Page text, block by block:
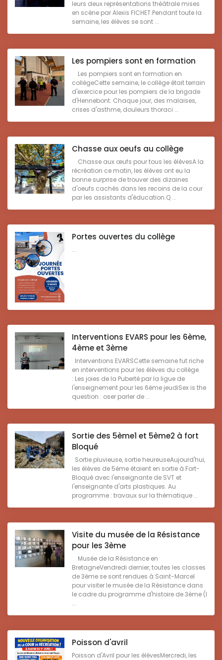
leurs deux représentations théâtrale mises
en scène par Alexis FICHET.Pendant toute la
semaine, les élèves se sont ...
Les pompiers sont en formation
Les pompiers sont en formation en
collègeCette semaine, le collège était terrain
d'exercice pour les pompiers de la brigade
d'Hennebont. Chaque jour, des malaises,
crises d'asthme, douleurs thoraci ...
Chasse aux oeufs au collège
Chasse aux œufs pour tous les élèvesA la
récréation ce matin, les élèves ont eu la
bonne surprise de trouver des dizaines
d'oeufs cachés dans les recoins de la cour
par les assistants d'éducation.Q ...
Portes ouvertes du collège
...
Interventions EVARS pour les 6ème,
4ème et 3ème
Interventions EVARSCette semaine fut riche
en interventions pour les élèves du collège
: Les joies de la Puberté par la ligue de
l'enseignement pour les 6ème jeudiSex is the
question : oser parler de ...
Sortie des 5ème1 et 5ème2 à fort
Bloqué
Sortie pluvieuse, sortie heureuseAujourd'hui,
les élèves de 5ème étaient en sortie à Fort-
Bloqué avec l'enseignante de SVT et
l'enseignante d'arts plastiques. Au
programme : travaux sur la thématique ...
Visite du musée de la Résistance
pour les 3ème
Musée de la Résistance en
BretagneVendredi dernier, toutes les classes
de 3ème se sont rendues à Saint-Marcel
pour visiter le musée de la Résistance dans
le cadre du programme d'histoire de 3ème (l
...
Poisson d'avril
Poisson d'Avril pour les élèvesMercredi, les